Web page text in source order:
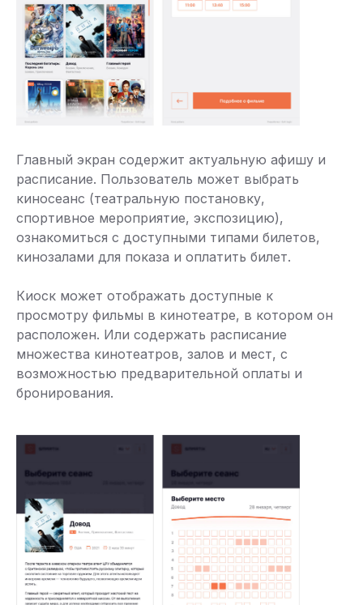
Главный экран содержит актуальную афишу и
расписание. Пользователь может выбрать
киносеанс (театральную постановку,
спортивное мероприятие, экспозицию),
ознакомиться с доступными типами билетов,
кинозалами для показа и оплатить билет.
Киоск может отображать доступные к
просмотру фильмы в кинотеатре, в котором он
расположен. Или содержать расписание
множества кинотеатров, залов и мест, с
возможностью предварительной оплаты и
бронирования.